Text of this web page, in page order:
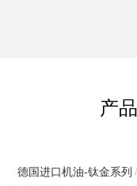
产
德国进口机油-钛金系列 /